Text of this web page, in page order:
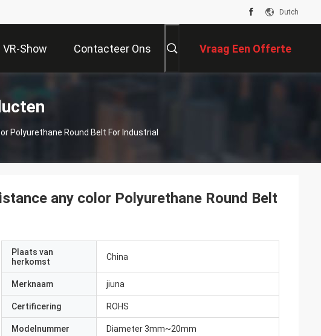
Dutch
VR-Show Contacteer Ons Vraag Een Offerte
High Tensile And Tear Strength Resistance Any Color Polyurethane Round Belt For Industrial
any color Polyurethane Round Belt
Plaats van
herkomst
China
Merknaam jiuna
Certificering ROHS
Modelnummer Diameter 3mm~20mm